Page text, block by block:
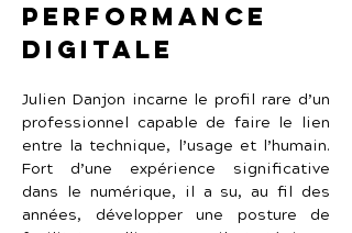
performance
digitale
Julien Danjon incarne le profil rare d’un
professionnel capable de faire le lien
entre la technique, l’usage et l’humain.
Fort d’une expérience significative
dans le numérique, il a su, au fil des
années, développer une posture de